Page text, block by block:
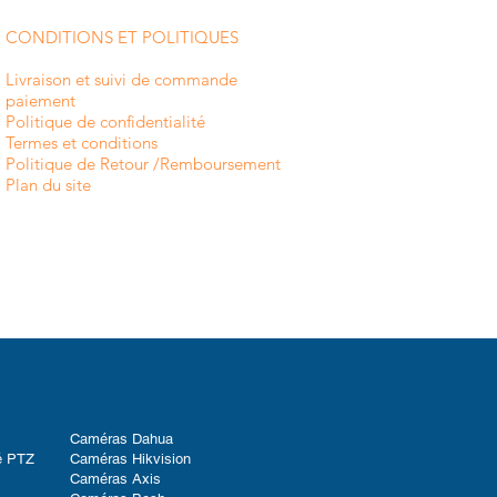
CONDITIONS ET POLITIQUES
Livraison et suivi de commande
paiement
Politique de confidentialité
Termes et conditions
Politique de Retour /Remboursement
Plan du site
PTZ
Caméras Dahua
Caméras Hikvision
Caméras Axis